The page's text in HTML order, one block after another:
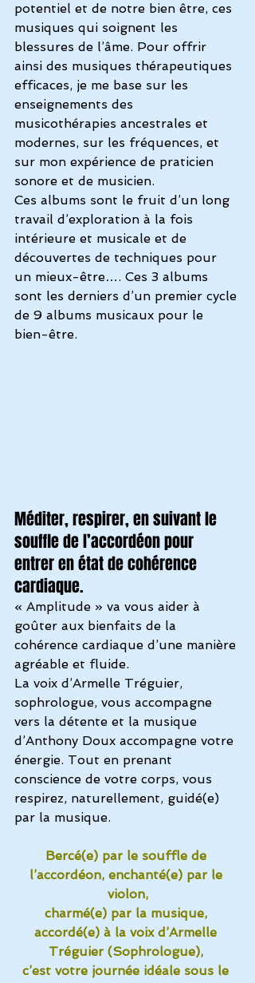
potentiel et de notre bien être, ces
musiques qui soignent les
blessures de l’âme. Pour offrir
ainsi des musiques thérapeutiques
efficaces, je me base sur les
enseignements des
musicothérapies ancestrales et
modernes, sur les fréquences, et
sur mon expérience de praticien
sonore et de musicien.
Ces albums sont le fruit d’un long
travail d’exploration à la fois
intérieure et musicale et de
découvertes de techniques pour
un mieux-être…. Ces 3 albums
sont les derniers d’un premier cycle
de 9 albums musicaux pour le
bien-être.
Méditer, respirer, en suivant le
souffle de l’accordéon pour
entrer en état de cohérence
cardiaque.
« Amplitude » va vous aider à
goûter aux bienfaits de la
cohérence cardiaque d’une manière
agréable et fluide.
La voix d’Armelle Tréguier,
sophrologue, vous accompagne
vers la détente et la musique
d’Anthony Doux accompagne votre
énergie. Tout en prenant
conscience de votre corps, vous
respirez, naturellement, guidé(e)
par la musique.
Bercé(e) par le souffle de
l’accordéon, enchanté(e) par le
violon,
charmé(e) par la musique,
accordé(e) à la voix d’Armelle
Tréguier (Sophrologue),
c’est votre journée idéale sous le